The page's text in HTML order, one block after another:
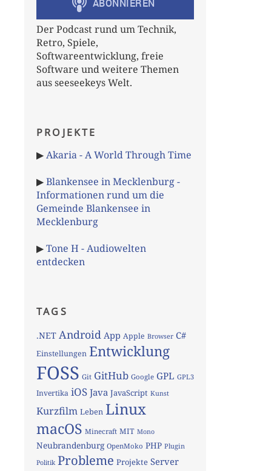
Der Podcast rund um Technik,
Retro, Spiele,
Softwareentwicklung, freie
Software und weitere Themen
aus seeseekeys Welt.
PROJEKTE
▶Akaria - A World Through Time
▶Blankensee in Mecklenburg -
Informationen rund um die
Gemeinde Blankensee in
Mecklenburg
▶Tone H - Audiowelten
entdecken
TAGS
.NET Android App Apple Browser C#
Einstellungen Entwicklung
FOSS Git GitHub Google GPL GPL3
Invertika iOS Java JavaScript Kunst
Kurzfilm Leben Linux
macOS Minecraft MIT Mono
Neubrandenburg OpenMoko PHP Plugin
Politik Probleme Projekte Server